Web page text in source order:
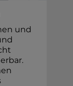
und